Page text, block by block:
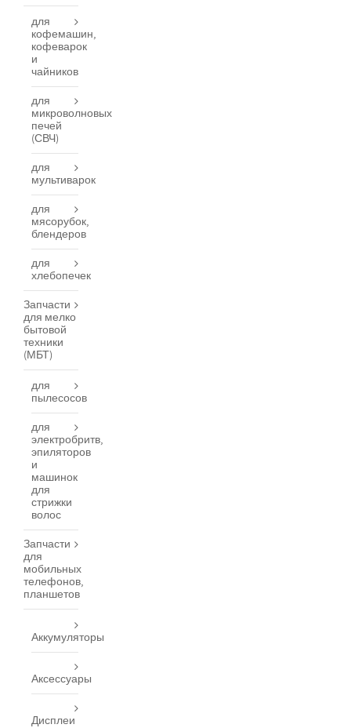
для
кофемашин,
кофеварок
и
чайников
для
микроволновых
печей
(СВЧ)
для
мультиварок
для
мясорубок,
блендеров
для
хлебопечек
Запчасти
для мелко
бытовой
техники
(МБТ)
для
пылесосов
для
электробритв,
эпиляторов
и
машинок
для
стрижки
волос
Запчасти
для
мобильных
телефонов,
планшетов
Аккумуляторы
Аксессуары
Дисплеи